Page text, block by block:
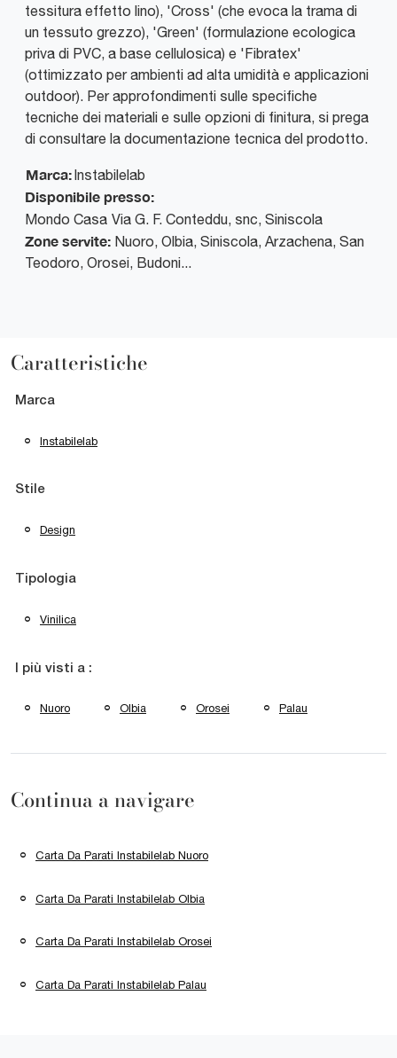
tessitura effetto lino), 'Cross' (che evoca la trama di
un tessuto grezzo), 'Green' (formulazione ecologica
priva di PVC, a base cellulosica) e 'Fibratex'
(ottimizzato per ambienti ad alta umidità e applicazioni
outdoor). Per approfondimenti sulle specifiche
tecniche dei materiali e sulle opzioni di finitura, si prega
di consultare la documentazione tecnica del prodotto.
Marca:Instabilelab
Disponibile presso:
Mondo Casa Via G. F. Conteddu, snc, Siniscola
Zone servite: Nuoro, Olbia, Siniscola, Arzachena, San
Teodoro, Orosei, Budoni...
Caratteristiche
Marca
Instabilelab
Stile
Design
Tipologia
Vinilica
I più visti a :
Nuoro Olbia Orosei Palau
Continua a navigare
Carta Da Parati Instabilelab Nuoro
Carta Da Parati Instabilelab Olbia
Carta Da Parati Instabilelab Orosei
Carta Da Parati Instabilelab Palau